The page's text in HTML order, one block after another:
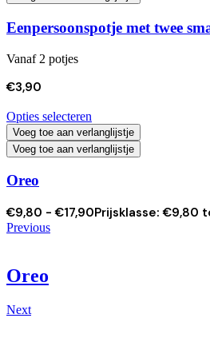
Eenpersoonspotje met twee
Vanaf 2 potjes
€3,90
Opties selecteren
Voeg toe aan verlanglijstje
Voeg toe aan verlanglijstje
Oreo
€9,80 - €17,90Prijsklasse: €9,80
Previous
Oreo
Next